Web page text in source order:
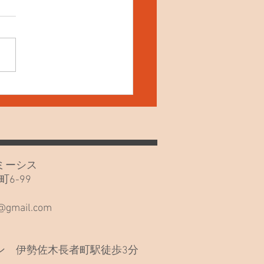
ーシス
6-99
伊勢佐木長者町駅徒歩3分